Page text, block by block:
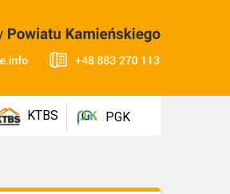
KTBS PGK